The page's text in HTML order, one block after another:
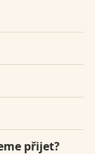
přijet?